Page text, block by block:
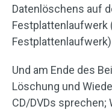
Datenlöschens auf
Festplattenlaufwerk
Und am Ende des
Löschung und
CD/DVDs sprechen;